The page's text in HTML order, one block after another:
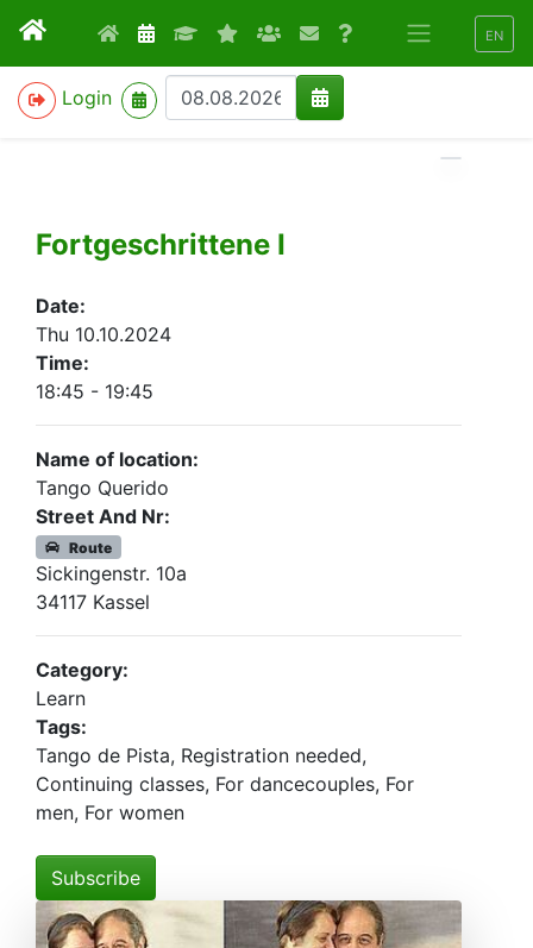
EN
Login
>
Fortgeschrittene I
Date:
Thu 10.10.2024
Time:
18:45 - 19:45
Name of location:
Tango Querido
Street And Nr:
Route
Sickingenstr. 10a
34117 Kassel
Category:
Learn
Tags:
Tango de Pista, Registration needed,
Continuing classes, For dancecouples, For
men, For women
Subscribe